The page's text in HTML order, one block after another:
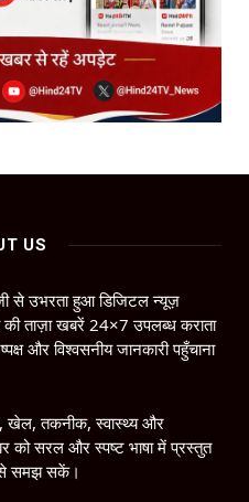
US
से उभरता हुआ डिजिटल न्यूज़
ताज़ा खबरें 24×7 उपलब्ध कराता
और विश्वसनीय जानकारी पहुँचाना
खेल, तकनीक, स्वास्थ्य और
को सरल और स्पष्ट भाषा में प्रस्तुत
से समझ सकें।